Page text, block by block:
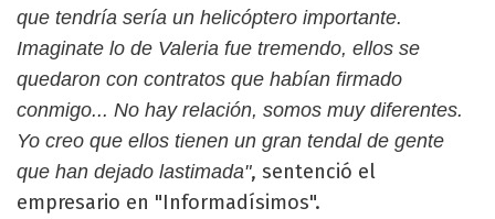
que tendría sería un helicóptero importante.
Imaginate lo de Valeria fue tremendo, ellos se
quedaron con contratos que habían firmado
conmigo... No hay relación, somos muy diferentes.
Yo creo que ellos tienen un gran tendal de gente
que han dejado lastimada", sentenció el
empresario en "Informadísimos".